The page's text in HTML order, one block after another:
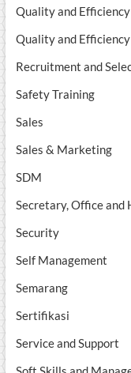
Quality and Efficiency
Quality and Efficiency
Recruitment and
Safety Training
Sales
Sales & Marketing
SDM
Secretary, Office and
Security
Self Management
Semarang
Sertifikasi
Service and Support